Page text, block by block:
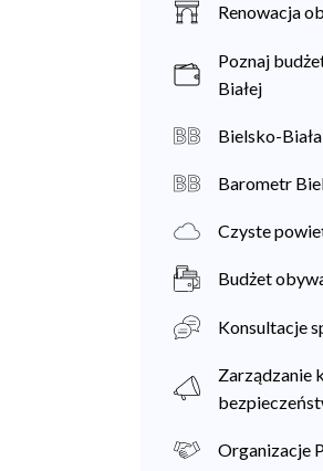
Renowacja
Poznaj
Białej
Bielsko-
Barometr
Czyste
Budżet
Konsultacje
Zarządzanie
Organizacje